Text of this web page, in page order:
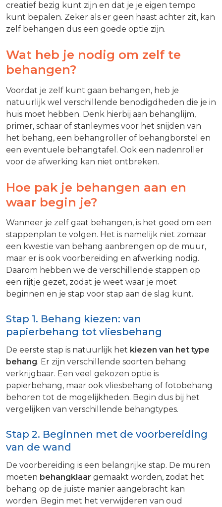
creatief bezig kunt zijn en dat je je eigen tempo
kunt bepalen. Zeker als er geen haast achter zit, kan
zelf behangen dus een goede optie zijn.
Wat heb je nodig om zelf te
behangen?
Voordat je zelf kunt gaan behangen, heb je
natuurlijk wel verschillende benodigdheden die je in
huis moet hebben. Denk hierbij aan behanglijm,
primer, schaar of stanleymes voor het snijden van
het behang, een behangroller of behangborstel en
een eventuele behangtafel. Ook een nadenroller
voor de afwerking kan niet ontbreken.
Hoe pak je behangen aan en
waar begin je?
Wanneer je zelf gaat behangen, is het goed om een
stappenplan te volgen. Het is namelijk niet zomaar
een kwestie van behang aanbrengen op de muur,
maar er is ook voorbereiding en afwerking nodig.
Daarom hebben we de verschillende stappen op
een rijtje gezet, zodat je weet waar je moet
beginnen en je stap voor stap aan de slag kunt.
Stap 1. Behang kiezen: van
papierbehang tot vliesbehang
De eerste stap is natuurlijk het kiezen van het type
behang. Er zijn verschillende soorten behang
verkrijgbaar. Een veel gekozen optie is
papierbehang, maar ook vliesbehang of fotobehang
behoren tot de mogelijkheden. Begin dus bij het
vergelijken van verschillende behangtypes.
Stap 2. Beginnen met de voorbereiding
van de wand
De voorbereiding is een belangrijke stap. De muren
moeten behangklaar gemaakt worden, zodat het
behang op de juiste manier aangebracht kan
worden. Begin met het verwijderen van oud